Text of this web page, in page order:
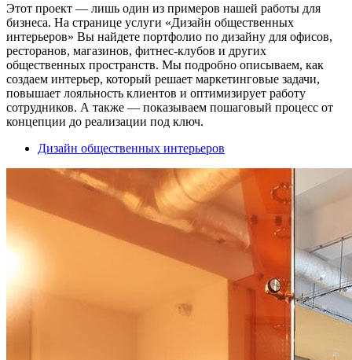
Этот проект — лишь один из примеров нашей работы для
бизнеса. На странице услуги «Дизайн общественных
интерьеров» Вы найдете портфолио по дизайну для офисов,
ресторанов, магазинов, фитнес-клубов и других
общественных пространств. Мы подробно описываем, как
создаем интерьер, который решает маркетинговые задачи,
повышает лояльность клиентов и оптимизирует работу
сотрудников. А также — показываем пошаговый процесс от
концепции до реализации под ключ.
Дизайн общественных интерьеров